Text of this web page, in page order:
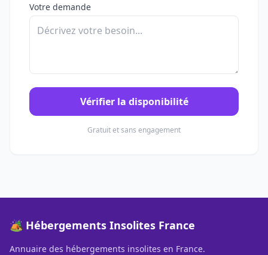
Votre demande
Vérifier la disponibilité
Gratuit et sans engagement
🏕️ Hébergements Insolites France
Annuaire des hébergements insolites en France.